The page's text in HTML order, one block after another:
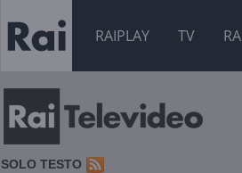
RAIPLAY TV
SOLO TESTO